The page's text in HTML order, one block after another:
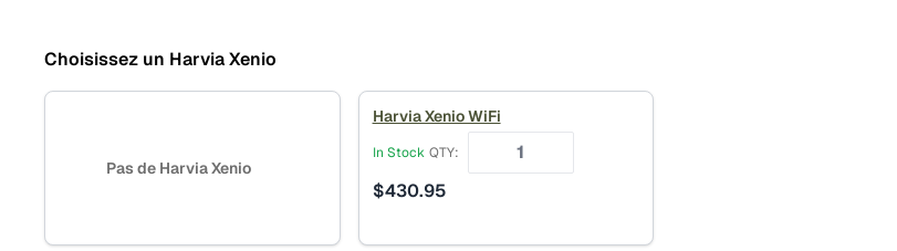
Choisissez un Harvia Xenio
Pas de Harvia Xenio
Harvia Xenio WiFi
In Stock QTY:
$430.95